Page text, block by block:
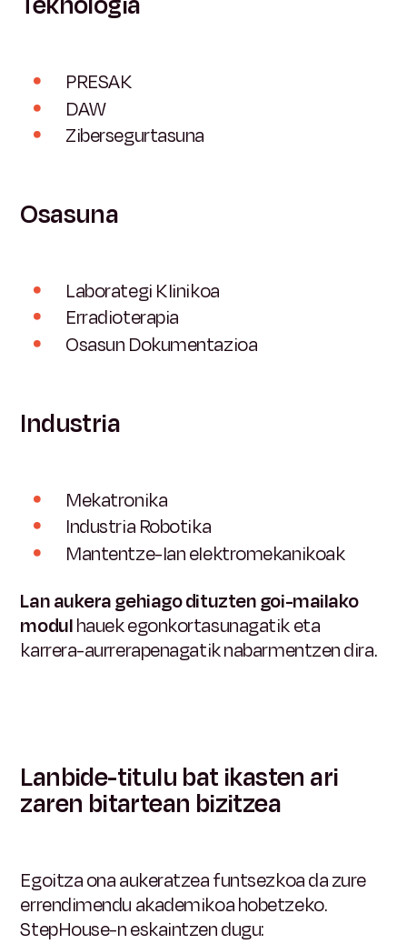
PRESAK
DAW
Zibersegurtasuna
Osasuna
Laborategi Klinikoa
Erradioterapia
Osasun Dokumentazioa
Industria
Mekatronika
Industria Robotika
Mantentze-lan elektromekanikoak
Lan aukera gehiago dituzten goi-mailako
modulhauekegonkortasunagatik eta
karrera-aurrerapenagatik nabarmentzen dira.
Lanbide-titulu bat ikasten ari
zaren bitartean bizitzea
Egoitza ona aukeratzea funtsezkoa da zure
errendimendu akademikoa hobetzeko.
StepHouse-n eskaintzen dugu: